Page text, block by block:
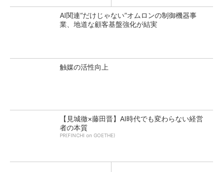
AI関連“だけじゃない”オムロンの制御機器事
業、地道な顧客基盤強化が結実
触媒の活性向上
【見城徹×藤田晋】AI時代でも変わらない経営
者の本質
PR(FINCHI on GOETHE)